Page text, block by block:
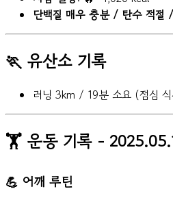
단백질 매우 충분 / 탄수 적절
🏃 유산소 기록
러닝 3km / 19분 소요 (점심
🏋️ 운동 기록 -
💪 어깨 루틴